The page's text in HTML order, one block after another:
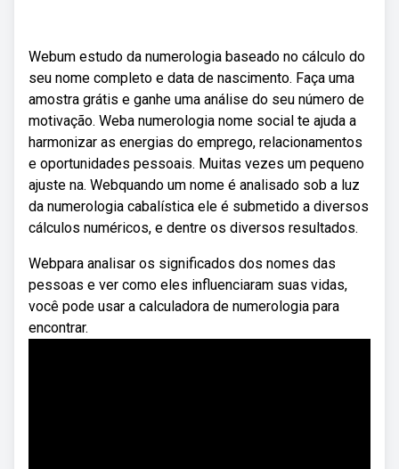
Webum estudo da numerologia baseado no cálculo do
seu nome completo e data de nascimento. Faça uma
amostra grátis e ganhe uma análise do seu número de
motivação. Weba numerologia nome social te ajuda a
harmonizar as energias do emprego, relacionamentos
e oportunidades pessoais. Muitas vezes um pequeno
ajuste na. Webquando um nome é analisado sob a luz
da numerologia cabalística ele é submetido a diversos
cálculos numéricos, e dentre os diversos resultados.
Webpara analisar os significados dos nomes das
pessoas e ver como eles influenciaram suas vidas,
você pode usar a calculadora de numerologia para
encontrar.